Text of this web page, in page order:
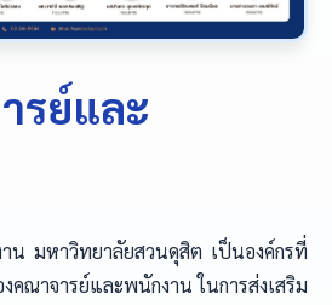
รย์และ
น มหาวิทยาลัยสวนดุสิต เป็นองค์กรที่
ณาจารย์และพนักงาน ในการส่งเสริม